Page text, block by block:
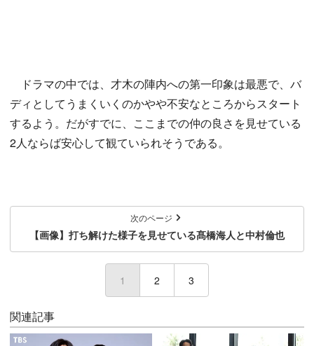
ドラマの中では、才木の陣内への第一印象は最悪で、バ
ディとしてうまくいくのかやや不安なところからスタート
するよう。だがすでに、ここまでの仲の良さを見せている
2人ならば安心して観ていられそうである。
次のページ
【画像】打ち解けた様子を見せている髙橋海人と中村倫也
1 (current)
2 3
関連記事